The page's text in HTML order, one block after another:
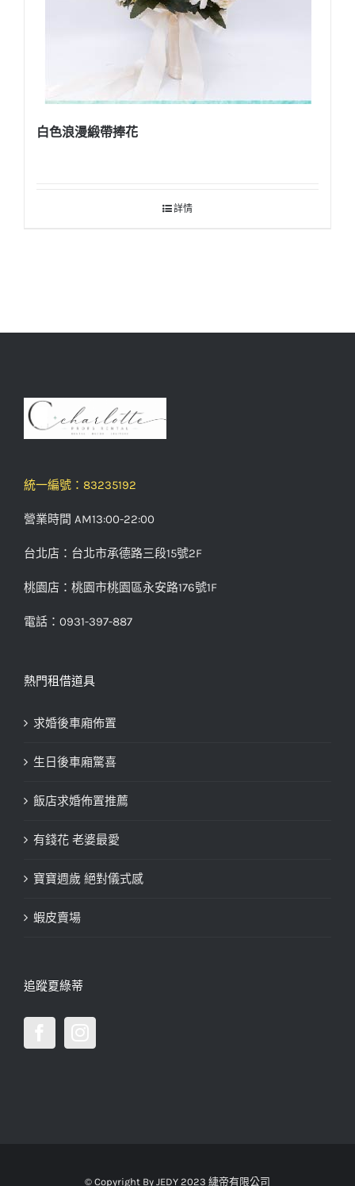
白色浪漫緞帶捧花
詳情
統一編號：83235192
營業時間 AM13:00-22:00
台北店：台北市承德路三段15號2F
桃園店：桃園市桃園區永安路176號1F
電話：0931-397-887
熱門租借道具
求婚後車廂佈置
生日後車廂驚喜
飯店求婚佈置推薦
有錢花 老婆最愛
寶寶週歲 絕對儀式感
蝦皮賣場
追蹤夏綠蒂
© Copyright By JEDY 2023 緁帝有限公司